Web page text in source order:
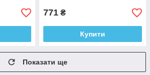
771 ₴
Купити
Показати ще